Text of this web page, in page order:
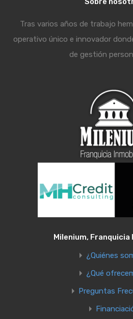
Tras varios años de trabajo
operativo único e innovador
de gestión
Milenium, Franquicia
¿Quiénes
¿Qué
Preguntas